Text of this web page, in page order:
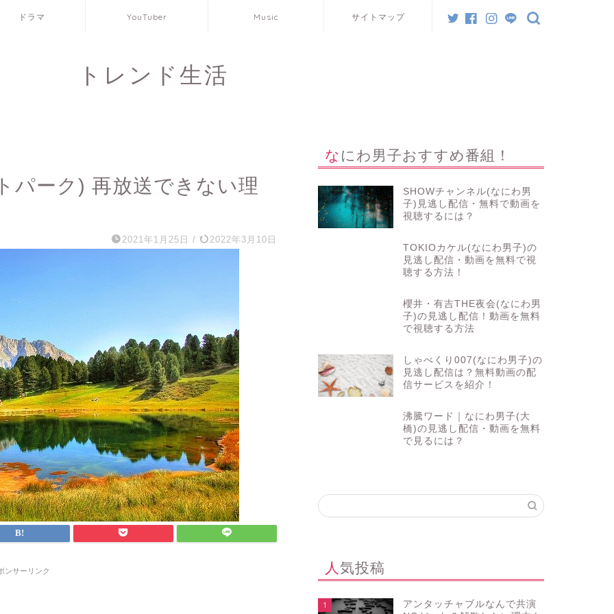
ドラマ YouTuber Music サイトマップ
トレンド生活
パーク) 再放送できない理
2021年1月25日 / 2022年3月10日
ンサーリンク
なにわ男子おすすめ番組！
SHOWチャンネル(なにわ男
子)見逃し配信・無料で動画を
視聴するには？
TOKIOカケル(なにわ男子)の
見逃し配信・動画を無料で視
聴する方法！
櫻井・有吉THE夜会(なにわ男
子)の見逃し配信！動画を無料
で視聴する方法
しゃべくり007(なにわ男子)の
見逃し配信は？無料動画の配
信サービスを紹介！
沸騰ワード｜なにわ男子(大
橋)の見逃し配信・動画を無料
で見るには？
人気投稿
1
アンタッチャブルなんで共演